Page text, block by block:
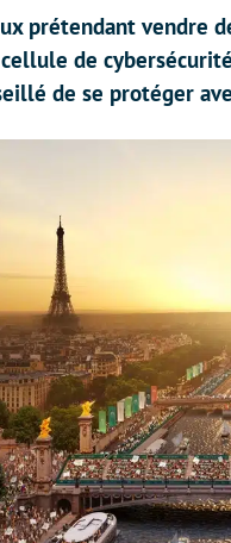
prétendant vendre
de
de se protéger